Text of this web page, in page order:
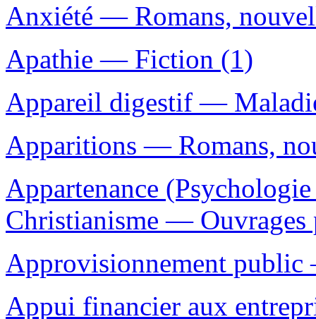
Anxiété — Romans,
Apathie — Fiction (1)
Appareil digestif —
Apparitions — Romans,
Appartenance
Christianisme — Ouvrages
Approvisionnement
Appui financier aux